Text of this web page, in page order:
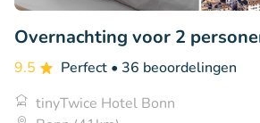
Overnachting voor 2
9.5 Perfect • 36 beoordelingen
tinyTwice Hotel Bonn